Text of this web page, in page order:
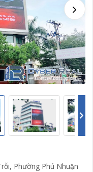
Phường Phú Nhuận